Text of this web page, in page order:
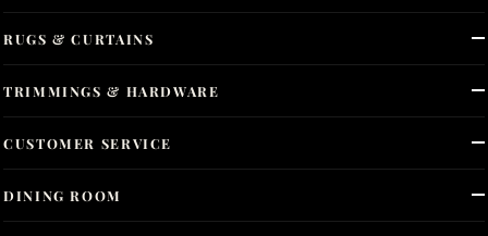
DINING ROOM
RUGS & CURTAINS
TRIMMINGS & HARDWARE
CUSTOMER SERVICE